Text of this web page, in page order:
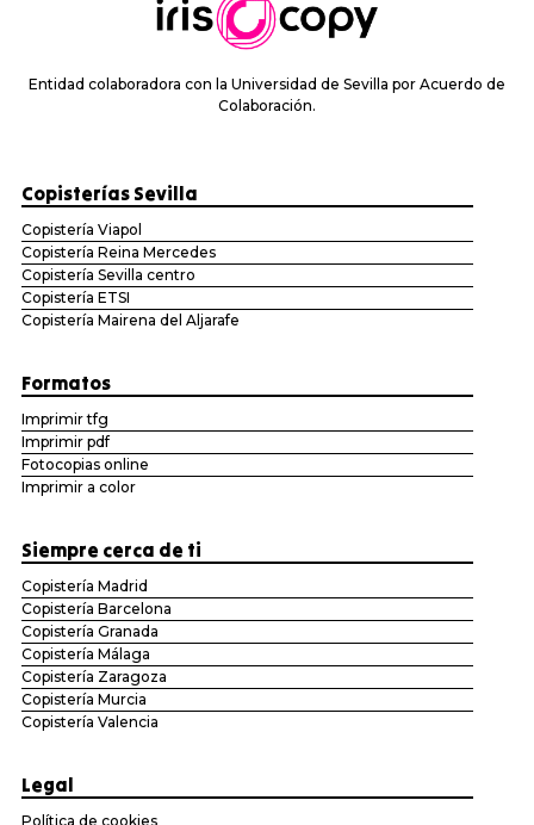
Entidad colaboradora con la Universidad de Sevilla por Acuerdo de
Colaboración.
Copisterías Sevilla
Copistería Viapol
Copistería Reina Mercedes
Copistería Sevilla centro
Copistería ETSI
Copistería Mairena del Aljarafe
Formatos
Imprimir tfg
Imprimir pdf
Fotocopias online
Imprimir a color
Siempre cerca de ti
Copistería Madrid
Copistería Barcelona
Copistería Granada
Copistería Málaga
Copistería Zaragoza
Copistería Murcia
Copistería Valencia
Legal
Política de cookies